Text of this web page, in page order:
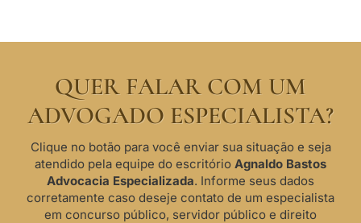
QUER FALAR COM UM
ADVOGADO ESPECIALISTA?
Clique no botão para você enviar sua situação e seja
atendido pela equipe do escritório Agnaldo Bastos
Advocacia Especializada. Informe seus dados
corretamente caso deseje contato de um especialista
em concurso público, servidor público e direito